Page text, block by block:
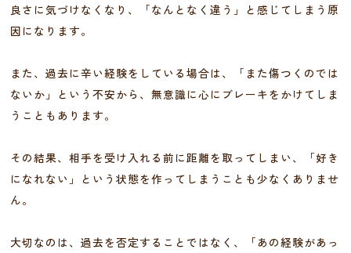
良さに気づけなくなり、「なんとなく違う」と感じてしまう原
因になります。
また、過去に辛い経験をしている場合は、「また傷つくのでは
ないか」という不安から、無意識に心にブレーキをかけてしま
うこともあります。
その結果、相手を受け入れる前に距離を取ってしまい、「好き
になれない」という状態を作ってしまうことも少なくありませ
ん。
大切なのは、過去を否定することではなく、「あの経験があっ